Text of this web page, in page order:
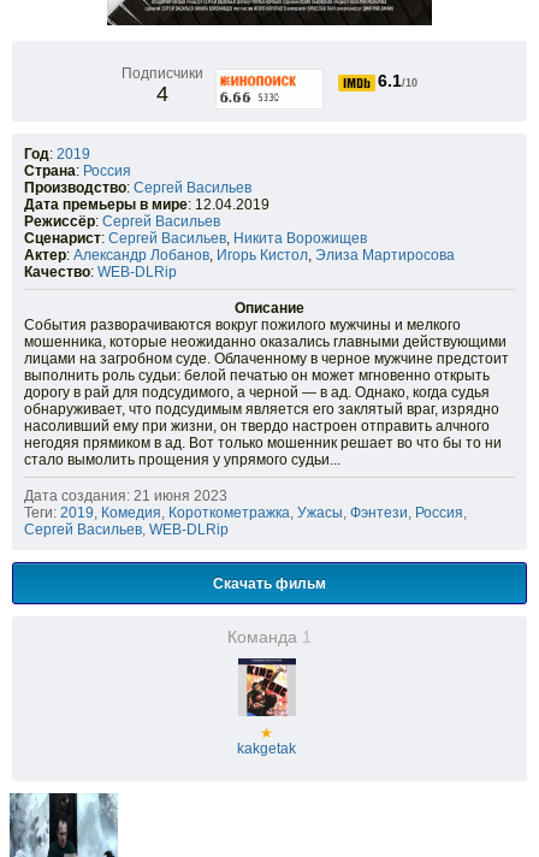
Подписчики
4
6.1/10
Год: 2019
Страна: Россия
Производство: Сергей Васильев
Дата премьеры в мире: 12.04.2019
Режиссёр: Сергей Васильев
Сценарист: Сергей Васильев, Никита Ворожищев
Актер: Александр Лобанов, Игорь Кистол, Элиза Мартиросова
Качество: WEB-DLRip
Описание
События разворачиваются вокруг пожилого мужчины и мелкого
мошенника, которые неожиданно оказались главными действующими
лицами на загробном суде. Облаченному в черное мужчине предстоит
выполнить роль судьи: белой печатью он может мгновенно открыть
дорогу в рай для подсудимого, а черной — в ад. Однако, когда судья
обнаруживает, что подсудимым является его заклятый враг, изрядно
насоливший ему при жизни, он твердо настроен отправить алчного
негодяя прямиком в ад. Вот только мошенник решает во что бы то ни
стало вымолить прощения у упрямого судьи...
Дата создания: 21 июня 2023
Теги: 2019, Комедия, Короткометражка, Ужасы, Фэнтези, Россия,
Сергей Васильев, WEB-DLRip
Скачать фильм
Команда 1
★
kakgetak